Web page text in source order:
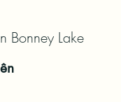
Bonney Lake